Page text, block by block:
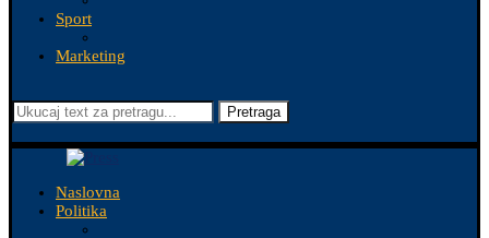
Sport
Marketing
Pretraga
Naslovna
Politika